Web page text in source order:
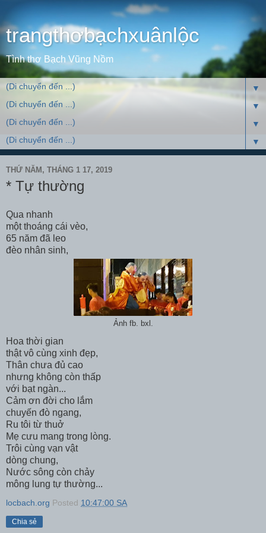
trangthơbạchxuânlộc
Tình thơ Bạch Vũng Nồm
▼
▼
▼
▼
THỨ NĂM, THÁNG 1 17, 2019
* Tự thường
Qua nhanh
một thoáng cái vèo,
65 năm đã leo
đèo nhân sinh,
Ảnh fb. bxl.
Hoa thời gian
thật vô cùng xinh đẹp,
Thân chưa đủ cao
nhưng không còn thấp
với bạt ngàn...
Cảm ơn đời cho lắm
chuyến đò ngang,
Ru tôi từ thuở
Mẹ cưu mang trong lòng.
Trôi cùng vạn vật
dòng chung,
Nước sông còn chảy
mông lung tự thường...
locbach.org Posted 10:47:00 SA
Chia sẻ